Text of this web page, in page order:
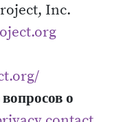
Inc.
о